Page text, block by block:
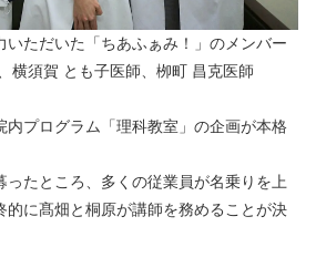
いただいた「ちあふぁみ！」のメンバー
横須賀 とも子医師、栁町 昌克医師
内プログラム「理科教室」の企画が本格
ったところ、多くの従業員が名乗りを上
的に髙畑と桐原が講師を務めることが決